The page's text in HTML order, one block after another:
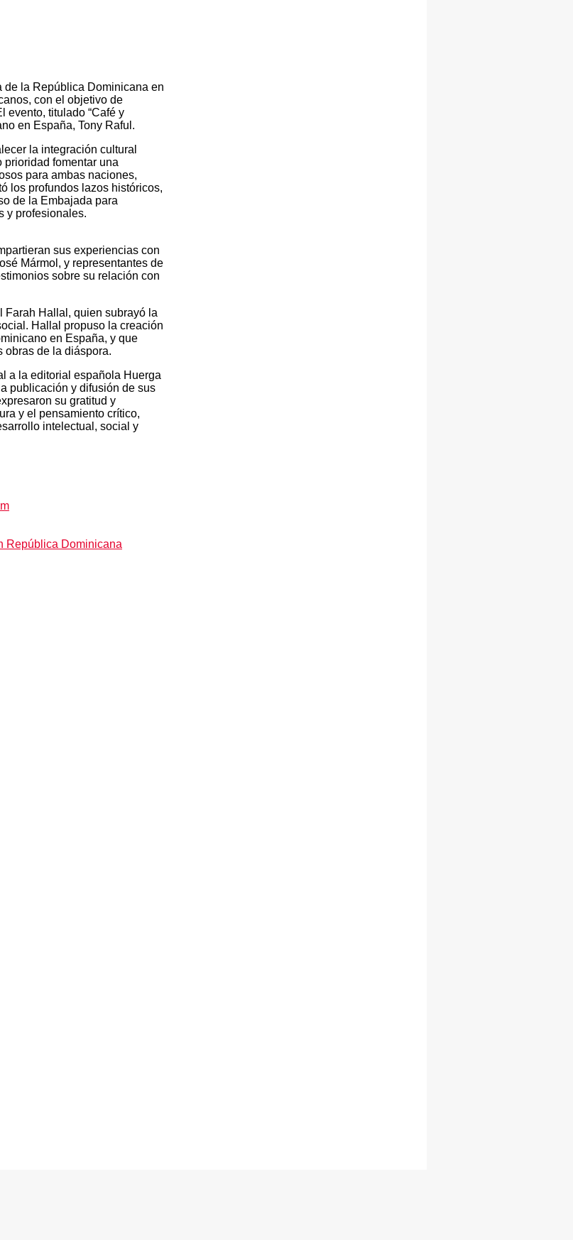
de la República Dominicana en
con el objetivo de
evento, titulado “Café y
en España, Tony Raful.
la integración cultural
fomentar una
para ambas naciones,
los profundos lazos históricos,
de la Embajada para
y profesionales.
sus experiencias con
Mármol, y representantes de
sobre su relación con
Farah Hallal, quien subrayó la
Hallal propuso la creación
en España, y que
de la diáspora.
a la editorial española Huerga
publicación y difusión de sus
su gratitud y
y el pensamiento crítico,
intelectual, social y
República Dominicana